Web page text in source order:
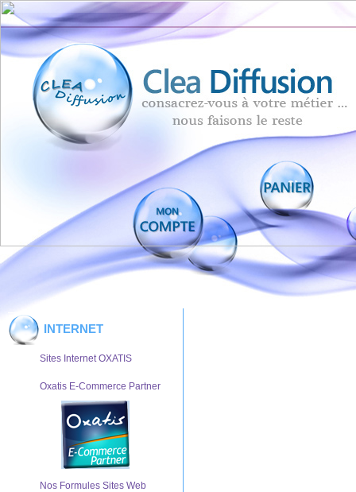
INTERNET
Sites Internet OXATIS
Oxatis E-Commerce Partner
Nos Formules Sites Web